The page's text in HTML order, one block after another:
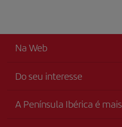
Na Web
Do seu interesse
Acessibilidade
A Península Ibérica é mais